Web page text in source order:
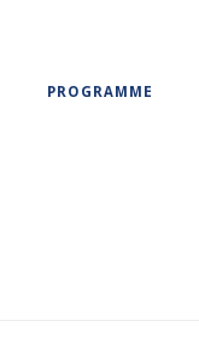
PROGRAMME